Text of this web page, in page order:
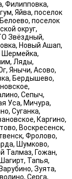
Филипповка,
Яйва, поселок
поселок
округ,
Звёздный,
Новый Ашап,
Шермейка,
Ляды,
Янычи, Асово,
Бердышево,
Сепыч,
Уса, Мичура,
Суганка,
Каргино,
Воскресенск,
Фролово,
Шумково,
Талмаз, Гожан,
Тапья,
Зуята,
Серга,